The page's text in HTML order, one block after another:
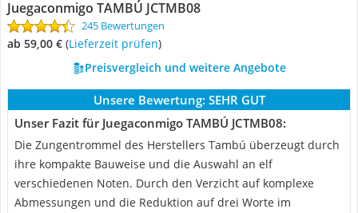
Juegaconmigo TAMBÚ JCTMB08
245 Bewertungen
ab 59,00 € (Lieferzeit prüfen)
Preisvergleich und weitere Angebote
Unsere Bewertung: SEHR GUT
Unser Fazit für Juegaconmigo TAMBÚ JCTMB08:
Die Zungentrommel des Herstellers Tambú überzeugt durch
ihre kompakte Bauweise und die Auswahl an elf
verschiedenen Noten. Durch den Verzicht auf komplexe
Abmessungen und die Reduktion auf drei Worte im